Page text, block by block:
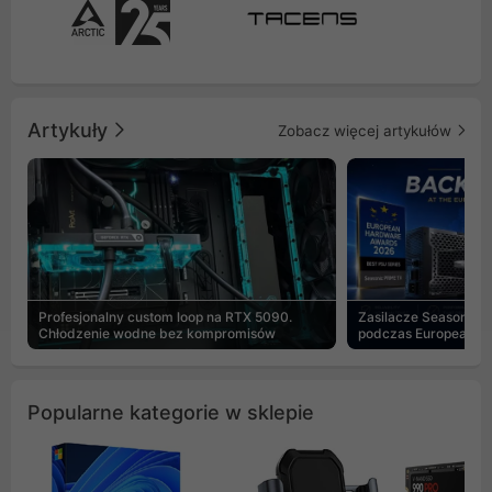
Artykuły Zobacz więcej artykułów
Profesjonalny custom loop na RTX 5090.
Chłodzenie wodne bez kompromisów
Zasilacze Seasonic
podczas European
Popularne kategorie w sklepie